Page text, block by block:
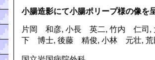
小腸造影にて小腸ポリープ様の像を
片岡 和彦, 小長 英二, 竹内 仁司
下 博士, 後藤 精俊, 小林 元壮,